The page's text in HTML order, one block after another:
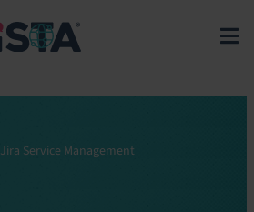
Jira Service Management